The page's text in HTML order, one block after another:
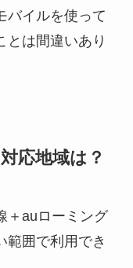
バイルを使って
とは間違いあり
応地域は？
＋auローミング
範囲で利用でき